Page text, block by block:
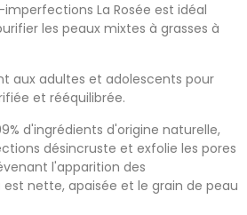
La Rosée est idéal
les peaux mixtes à grasses à
aux adultes et adolescents pour
et rééquilibrée.
d'ingrédients d'origine naturelle,
désincruste et exfolie les pores
l'apparition des
nette, apaisée et le grain de peau